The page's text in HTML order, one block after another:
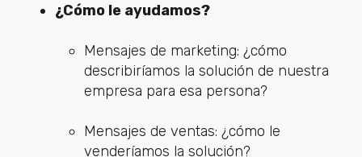
¿Cómo le ayudamos?
Mensajes de marketing: ¿cómo
describiríamos la solución de nuestra
empresa para esa persona?
Mensajes de ventas: ¿cómo le
venderíamos la solución?